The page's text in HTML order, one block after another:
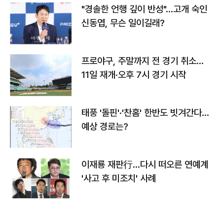
"경솔한 언행 깊이 반성"…고개 숙인
신동엽, 무슨 일이길래?
프로야구, 주말까지 전 경기 취소…
11일 재개·오후 7시 경기 시작
태풍 '돌핀'·'찬홈' 한반도 빗겨간다…
예상 경로는?
이재룡 재판行…다시 떠오른 연예계
'사고 후 미조치' 사례